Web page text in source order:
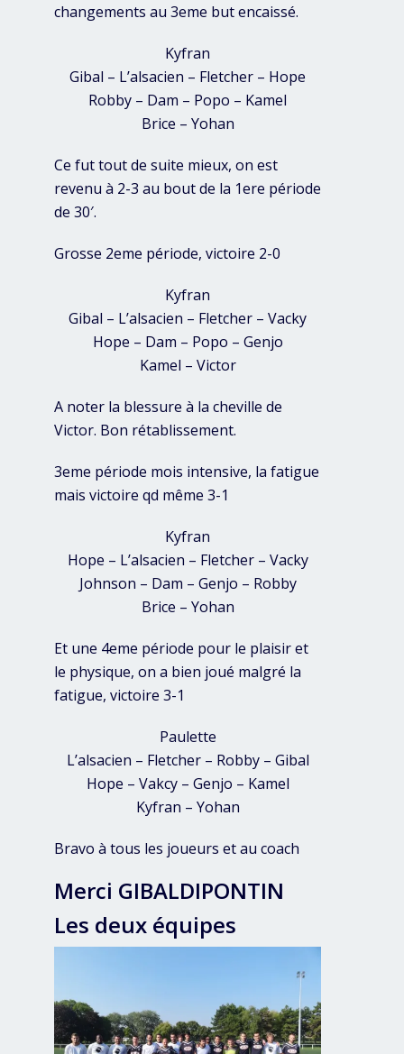
changements au 3eme but encaissé.
Kyfran
Gibal – L’alsacien – Fletcher – Hope
Robby – Dam – Popo – Kamel
Brice – Yohan
Ce fut tout de suite mieux, on est
revenu à 2-3 au bout de la 1ere période
de 30′.
Grosse 2eme période, victoire 2-0
Kyfran
Gibal – L’alsacien – Fletcher – Vacky
Hope – Dam – Popo – Genjo
Kamel – Victor
A noter la blessure à la cheville de
Victor. Bon rétablissement.
3eme période mois intensive, la fatigue
mais victoire qd même 3-1
Kyfran
Hope – L’alsacien – Fletcher – Vacky
Johnson – Dam – Genjo – Robby
Brice – Yohan
Et une 4eme période pour le plaisir et
le physique, on a bien joué malgré la
fatigue, victoire 3-1
Paulette
L’alsacien – Fletcher – Robby – Gibal
Hope – Vakcy – Genjo – Kamel
Kyfran – Yohan
Bravo à tous les joueurs et au coach
Merci GIBALDIPONTIN
Les deux équipes